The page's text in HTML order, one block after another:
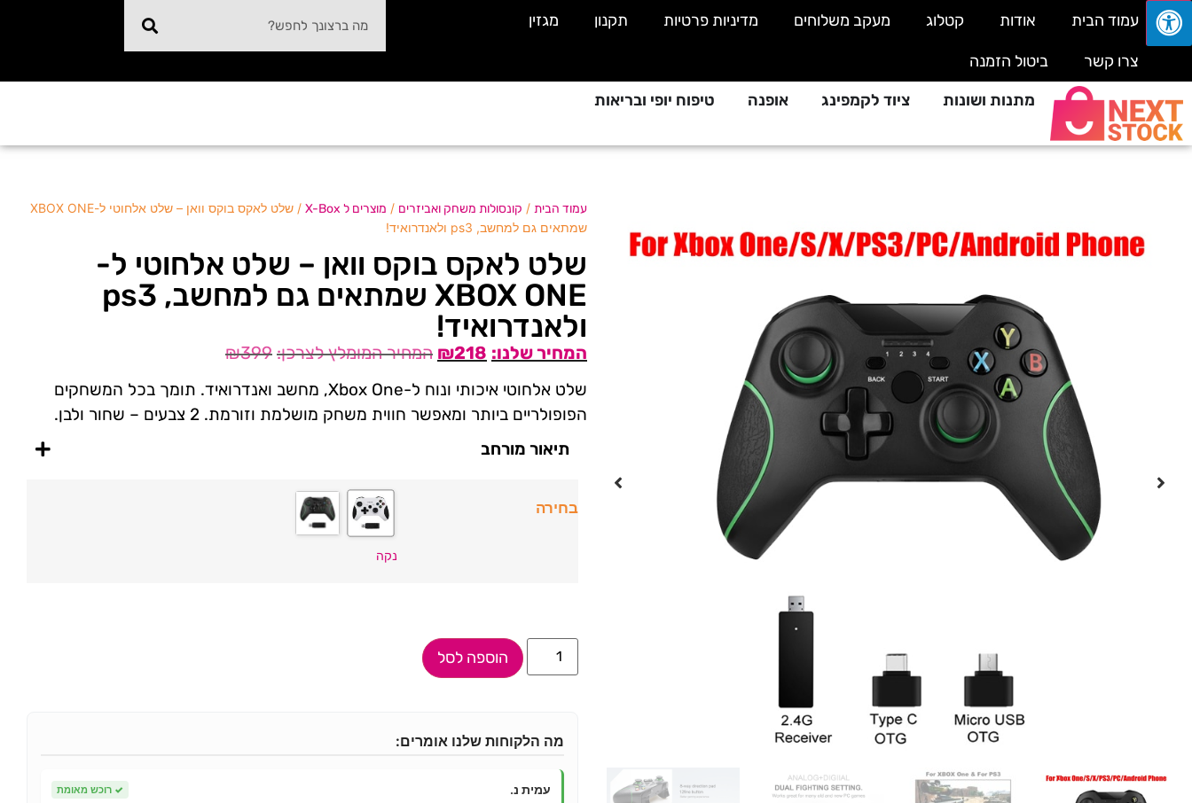
עמוד הבית אודות קטלוג מעקב משלוחים מדיניות פרטיות תקנון מגזין
צרו קשר
ביטול הזמנה
מתנות ושונות
ציוד לקמפינג אופנה טיפוח יופי ובריאות
עמוד הבית / קונסולות משחק ואביזרים / מוצרים ל X-Box
/ שלט לאקס בוקס וואן – שלט אלחוטי ל-XBOX ONE
שמתאים גם למחשב, ps3 ולאנדרואיד!
שלט לאקס בוקס וואן – שלט אלחוטי ל-
XBOX ONE שמתאים גם למחשב, ps3
ולאנדרואיד!
₪399 ₪218
שלט אלחוטי איכותי ונוח ל-Xbox One, מחשב ואנדרואיד. תומך בכל המשחקים
הפופולריים ביותר ומאפשר חווית משחק מושלמת וזורמת. 2 צבעים – שחור ולבן.
תיאור מורחב
בחירה
נקה
הוספה לסל
מה הלקוחות שלנו אומרים:
עמית נ. ✓ רוכש מאומת